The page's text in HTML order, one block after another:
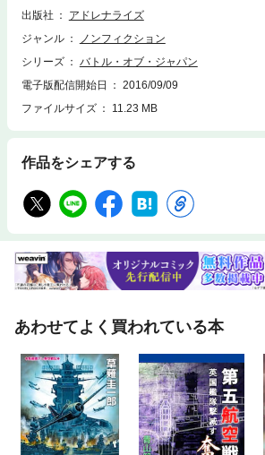
けずに橋頭堡の確保に成功した日本軍は、さらに
爆撃を強行する。その頃、ポツダムにロンメル・
物語は壮絶なるクライマックスを迎える……。 空
空戦記の名作が、大幅に加筆修正されて電子で復
にして完結篇。●青山智樹（あおやま・ともき）
生まれ。学生の頃より同人誌『宇宙塵』に参加。
出版社）、『蒼穹の海鷲』（アスキー）等、シミ
うまい！海軍めし』（経済界）、『世界一わかり
話』（宝島社）等、ミリタリー関連…
出版社
アドレナライズ
ジャンル
ノンフィクション
シリーズ
バトル・オブ・ジャパン
電子版配信開始日
2016/09/09
ファイルサイズ
11.23 MB
作品をシェアする
あわせてよく買われている本